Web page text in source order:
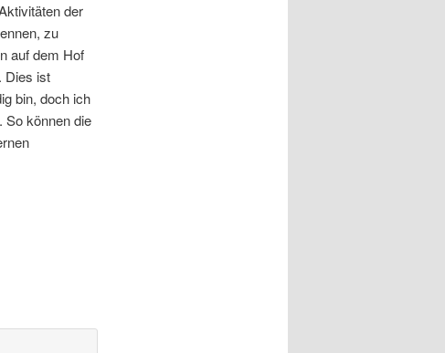
der
zu
auf dem Hof
Dies ist
bin, doch ich
So können die